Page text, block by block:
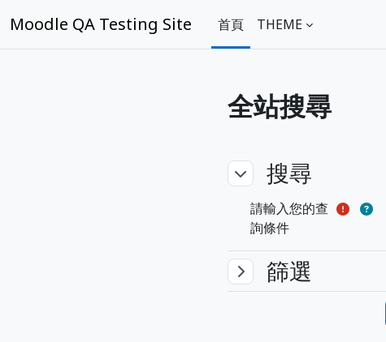
Moodle QA Testing Site 首頁 THEME
全站搜尋
搜尋
搜尋 搜尋
請輸入您的查
詢條件
篩選
篩選 篩選